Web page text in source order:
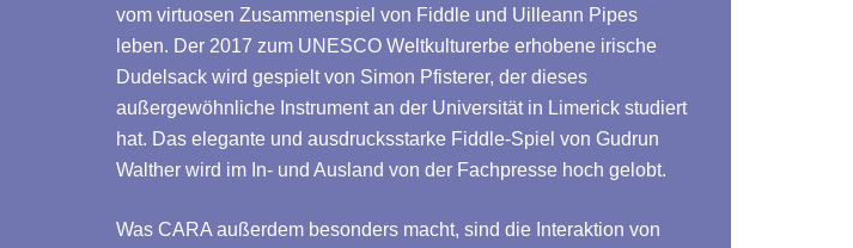
vom virtuosen Zusammenspiel von Fiddle und Uilleann Pipes
leben. Der 2017 zum UNESCO Weltkulturerbe erhobene irische
Dudelsack wird gespielt von Simon Pfisterer, der dieses
außergewöhnliche Instrument an der Universität in Limerick studiert
hat. Das elegante und ausdrucksstarke Fiddle-Spiel von Gudrun
Walther wird im In- und Ausland von der Fachpresse hoch gelobt.
Was CARA außerdem besonders macht, sind die Interaktion von